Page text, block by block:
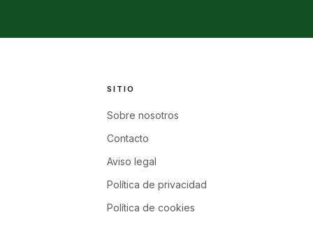
SITIO
Sobre nosotros
Contacto
Aviso legal
Política de privacidad
Política de cookies